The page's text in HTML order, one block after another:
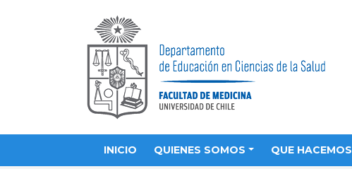
INICIO QUIENES SOMOS QUE HACEMOS